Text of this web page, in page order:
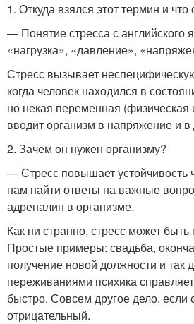
1. Откуда взялся этот термин и что
— Понятие стресса с английского
«нагрузка», «давление»,
Стресс вызывает
когда человек находился в
но некая переменная (физическая
вводит организм в напряжение и в
2. Зачем он нужен организму?
— Стресс повышает устойчивость
нам найти ответы на важные
адреналин в организме.
Как ни странно, стресс может
Простые примеры: свадьба,
получение новой должности и так
переживаниями психика
быстро. Совсем другое дело, если
отрицательный.